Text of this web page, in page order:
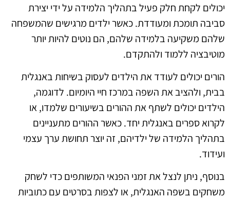
יכולים לקחת חלק פעיל בתהליך הלמידה על ידי יצירת
סביבה תומכת ומעודדת. כאשר ילדים מרגישים שהמשפחה
שלהם משקיעה בלמידה שלהם, הם נוטים להיות יותר
מוטיבציה ללמוד ולהתקדם.
הורים יכולים לעודד את הילדים לעסוק בשיחות באנגלית
בבית, ולהציב את השפה במרכז חיי היומיום. לדוגמה,
הילדים יכולים לשתף את ההורים בשיעורים שלמדו, או
לקרוא ספרים באנגלית יחד. כאשר ההורים מתעניינים
בתהליך הלמידה של ילדיהם, זה יוצר תחושת ערך עצמי
ועידוד.
בנוסף, ניתן לנצל את זמני הפנאי המשותפים כדי לשחק
משחקים בשפה האנגלית, או לצפות בסרטים עם כתוביות